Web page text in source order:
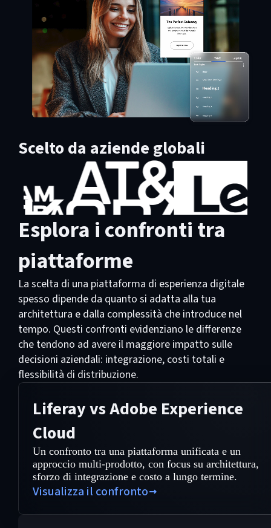
Scelto da aziende globali
Esplora i confronti tra
piattaforme
La scelta di una piattaforma di esperienza digitale
spesso dipende da quanto si adatta alla tua
architettura e dalla complessità che introduce nel
tempo. Questi confronti evidenziano le differenze
che tendono ad avere il maggiore impatto sulle
decisioni aziendali: integrazione, costi totali e
flessibilità di distribuzione.
Liferay vs Adobe Experience
Cloud
Un confronto tra una piattaforma unificata e un
approccio multi-prodotto, con focus su architettura,
sforzo di integrazione e costo a lungo termine.
Visualizza il confronto